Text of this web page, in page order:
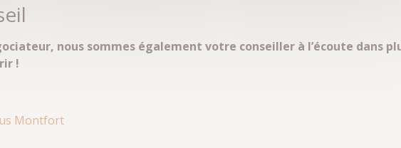
nous sommes également votre conseiller à l’écoute dans
!
Montfort